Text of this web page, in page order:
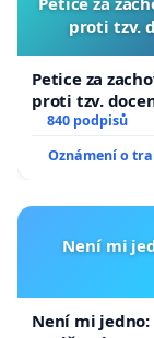
proti tzv.
Petice za
proti tzv.
840 podpisů
Oznámení o
Není mi
Není mi